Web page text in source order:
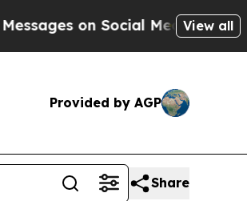
on Social Media Big Food vs.
View all
Provided by AGP
Share